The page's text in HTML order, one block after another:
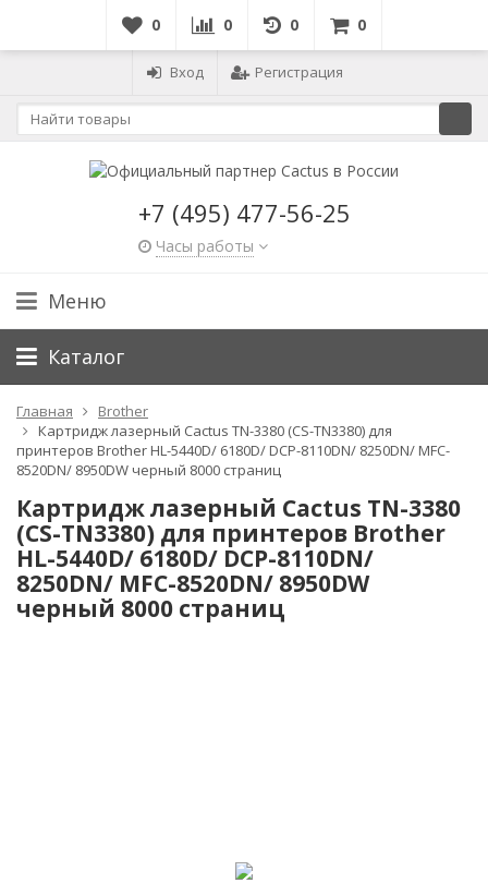
0 0 0 0
Вход Регистрация
+7 (495) 477-56-25
Часы работы
Меню
Каталог
Главная
Brother
Картридж лазерный Cactus TN-3380 (CS-TN3380) для
принтеров Brother HL-5440D/ 6180D/ DCP-8110DN/ 8250DN/ MFC-
8520DN/ 8950DW черный 8000 страниц
Картридж лазерный Cactus TN-3380
(CS-TN3380) для принтеров Brother
HL-5440D/ 6180D/ DCP-8110DN/
8250DN/ MFC-8520DN/ 8950DW
черный 8000 страниц